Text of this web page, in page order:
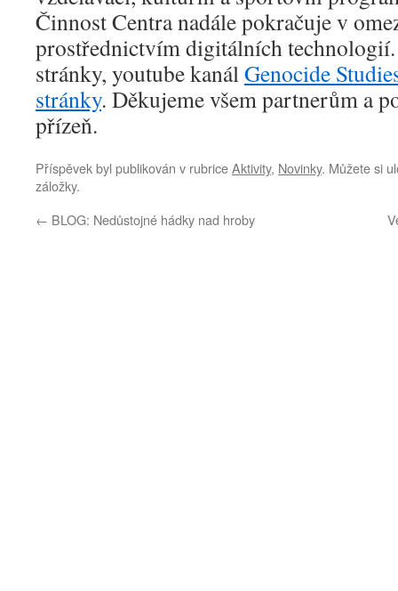
Činnost Centra nadále pokračuje v
prostřednictvím digitálních technologií.
stránky, youtube kanálGenocide
stránky. Děkujeme všem partnerům a
přízeň.
Příspěvek byl publikován v rubriceAktivity, Novinky. Můžete si
záložky.
← BLOG: Nedůstojné hádky nad hroby